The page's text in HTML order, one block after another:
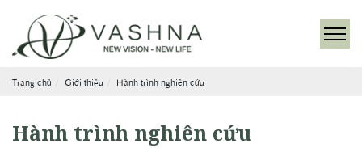
Trang chủ Giới thiệu Hành trình nghiên cứu
Hành trình nghiên cứu